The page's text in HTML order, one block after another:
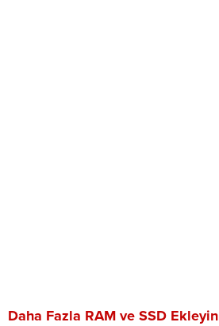
Daha Fazla RAM ve SSD Ekleyin